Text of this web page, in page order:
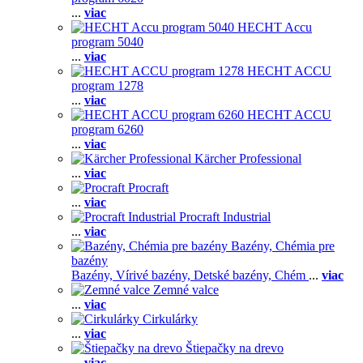
... viac
HECHT Accu
program 5040
... viac
HECHT ACCU
program 1278
... viac
HECHT ACCU
program 6260
... viac
Kärcher Professional
... viac
Procraft
... viac
Procraft Industrial
... viac
Bazény, Chémia pre
bazény
Bazény, Vírivé bazény, Detské bazény, Chém ... viac
Zemné valce
... viac
Cirkulárky
... viac
Štiepačky na drevo